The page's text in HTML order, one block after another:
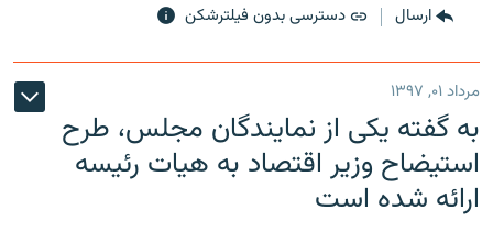
ارسال دسترسی بدون فیلترشکن
مرداد ۰۱, ۱۳۹۷
به گفته یکی از نمایندگان مجلس، طرح
استیضاح وزیر اقتصاد به هیات رئیسه
ارائه شده است